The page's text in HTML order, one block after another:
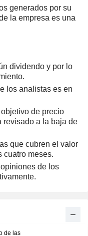
generados por su
la empresa es una
dividendo y por lo
los analistas es en
de precio
revisado a la baja de
que cubren el valor
cuatro meses.
de los